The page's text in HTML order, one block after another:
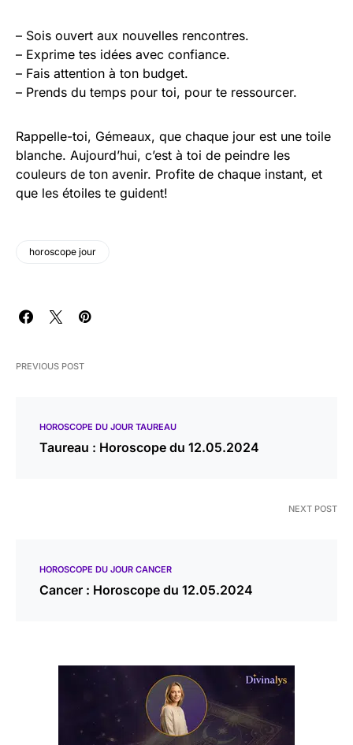
– Sois ouvert aux nouvelles rencontres.
– Exprime tes idées avec confiance.
– Fais attention à ton budget.
– Prends du temps pour toi, pour te ressourcer.
Rappelle-toi, Gémeaux, que chaque jour est une toile
blanche. Aujourd’hui, c’est à toi de peindre les
couleurs de ton avenir. Profite de chaque instant, et
que les étoiles te guident!
horoscope jour
PREVIOUS POST
HOROSCOPE DU JOUR TAUREAU
Taureau : Horoscope du 12.05.2024
NEXT POST
HOROSCOPE DU JOUR CANCER
Cancer : Horoscope du 12.05.2024